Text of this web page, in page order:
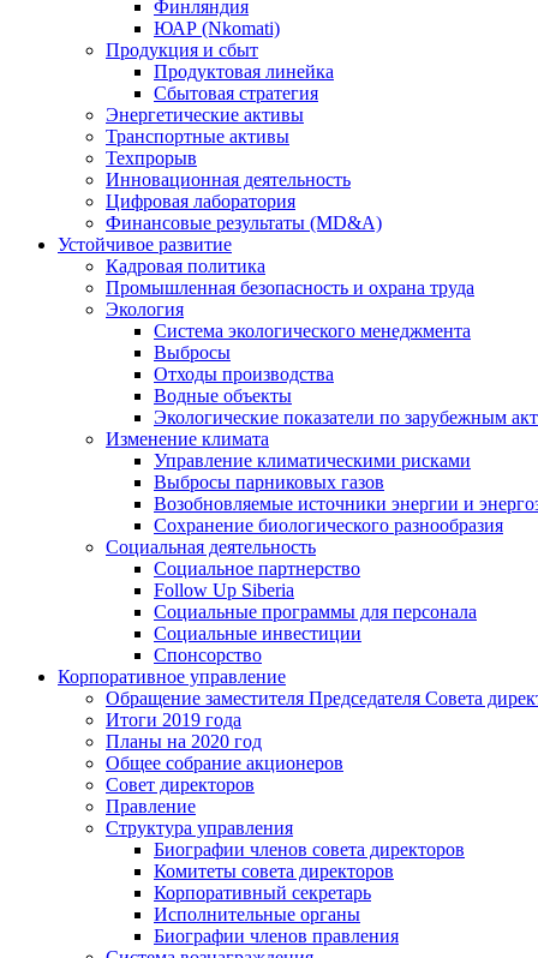
Финляндия
ЮАР (Nkomati)
Продукция и сбыт
Продуктовая линейка
Сбытовая стратегия
Энергетические активы
Транспортные активы
Техпрорыв
Инновационная деятельность
Цифровая лаборатория
Финансовые результаты (MD&A)
Устойчивое развитие
Кадровая политика
Промышленная безопасность и охрана труда
Экология
Система экологического менеджмента
Выбросы
Отходы производства
Водные объекты
Экологические показатели по зарубежным
Изменение климата
Управление климатическими рисками
Выбросы парниковых газов
Возобновляемые источники энергии и
Сохранение биологического разнообразия
Социальная деятельность
Социальное партнерство
Follow Up Siberia
Социальные программы для персонала
Социальные инвестиции
Спонсорство
Корпоративное управление
Обращение заместителя Председателя Совета
Итоги 2019 года
Планы на 2020 год
Общее собрание акционеров
Совет директоров
Правление
Структура управления
Биографии членов совета директоров
Комитеты совета директоров
Корпоративный секретарь
Исполнительные органы
Биографии членов правления